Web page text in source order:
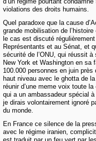
violations des droits humains.
Quel paradoxe que la cause
grande mobilisation de
le cas est discuté
Représentants et au Sénat, et
sécurité de l’ONU, qui réussit
New York et Washington en sa
100.000 personnes en juin
haut niveau avec le ghotta de
réunir d’une meme voix toute
qui a un ambassadeur spécial
je dirais volontairement ignoré
du monde.
En France ce silence de la
avec le régime iranien,